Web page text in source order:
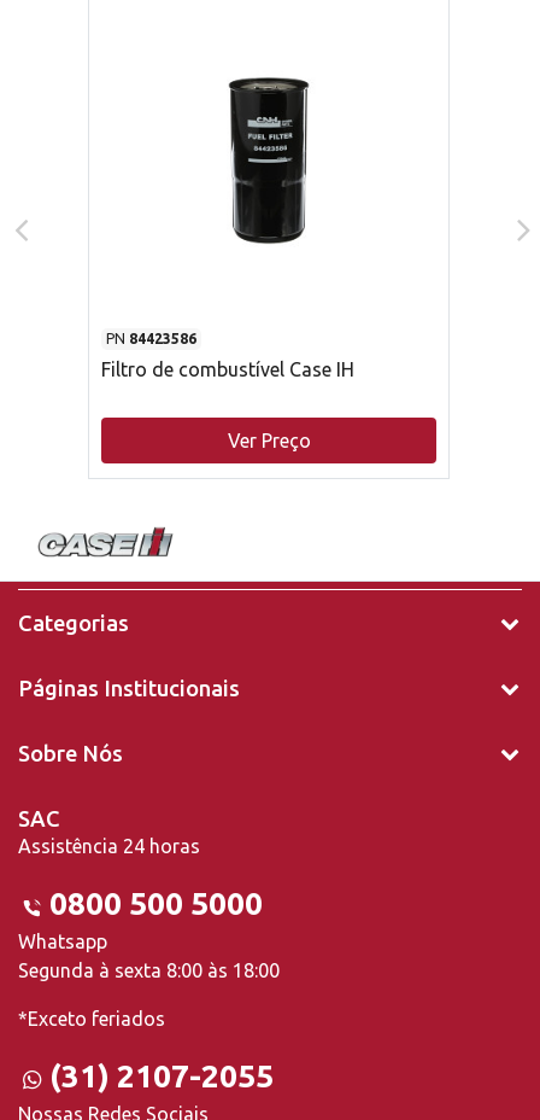
PN 84423586
Filtro de combustível Case IH
Ver Preço
Categorias
Páginas Institucionais
Sobre Nós
SAC
Assistência 24 horas
0800 500 5000
Whatsapp
Segunda à sexta 8:00 às 18:00
*Exceto feriados
(31) 2107-2055
Nossas Redes Sociais